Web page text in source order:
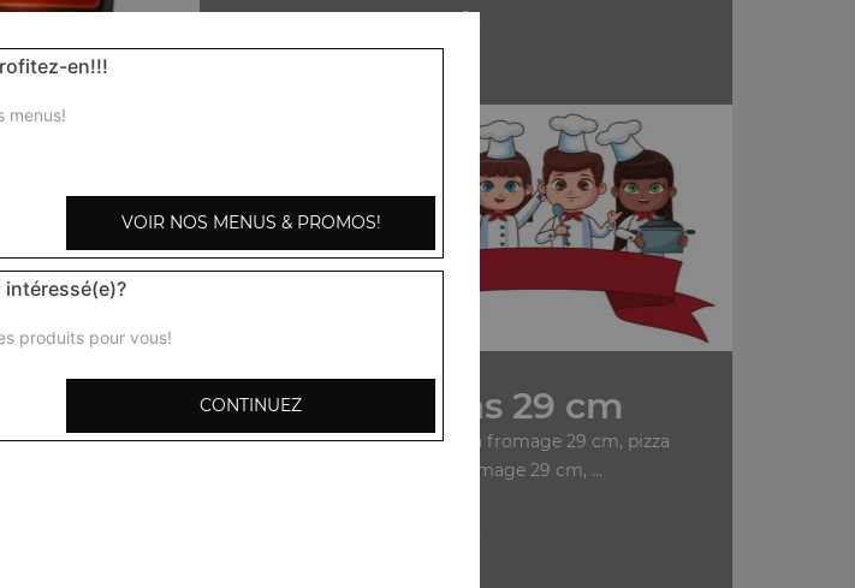
+
fromage, menu enfant pizza jambon
fromage
+
Nos Pizzas 29 cm
pizza anchois 29 cm, pizza fromage 29 cm, pizza
champignons fromage 29 cm, ...
en!!!
menus!
VOIR NOS MENUS & PROMOS!
intéressé(e)?
produits pour vous!
CONTINUEZ